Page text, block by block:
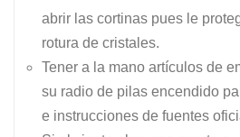
abrir las cortinas pues le
rotura de cristales.
Tener a la mano artículos de
su radio de pilas encendido
e instrucciones de fuentes